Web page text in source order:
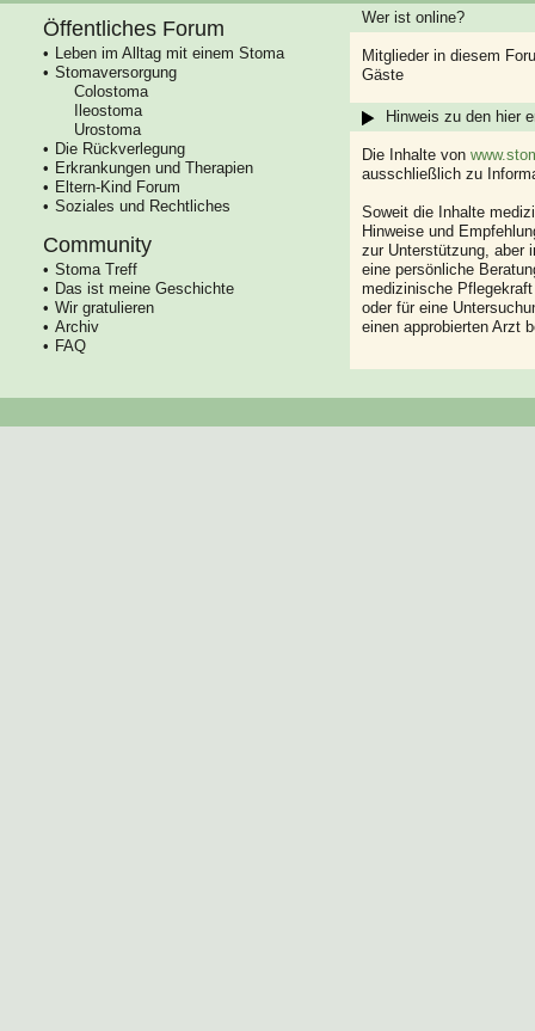
Öffentliches Forum
Leben im Alltag mit einem Stoma
Stomaversorgung
Colostoma
Ileostoma
Urostoma
Die Rückverlegung
Erkrankungen und Therapien
Eltern-Kind Forum
Soziales und Rechtliches
Community
Stoma Treff
Das ist meine Geschichte
Wir gratulieren
Archiv
FAQ
Wer ist online?
Mitglieder in diesem
Gäste
Hinweis zu den hier
Die Inhalte von
ausschließlich zu
Soweit die Inhalte
Hinweise und
zur Unterstützung, aber
eine persönliche
medizinische
oder für eine
einen approbierten Arzt